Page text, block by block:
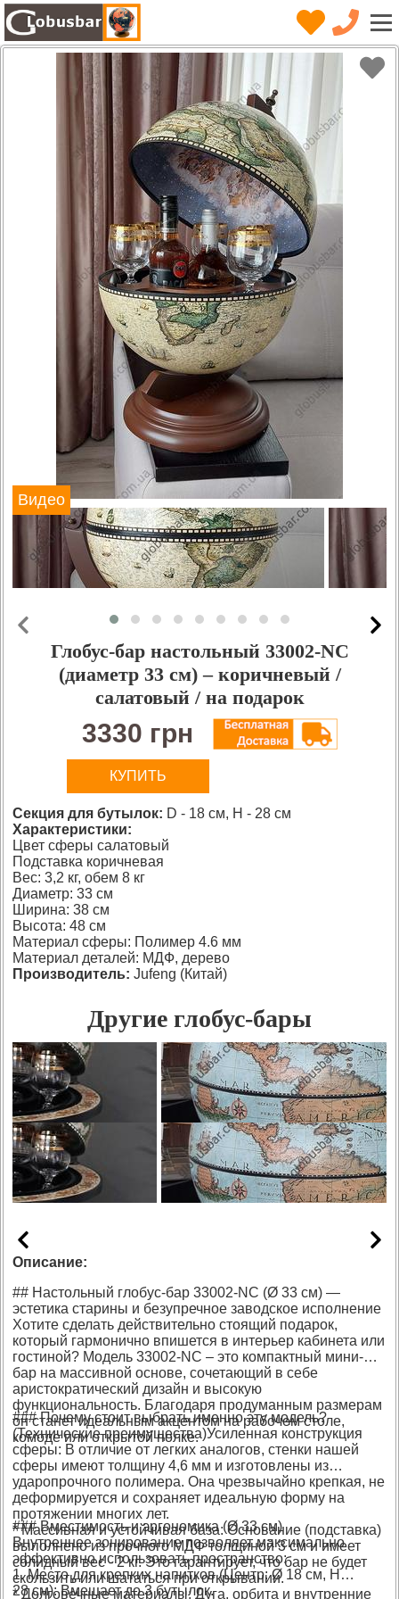
Видео
Глобус-бар настольный 33002-NC
(диаметр 33 см) – коричневый /
салатовый / на подарок
3330 грн
КУПИТЬ
Секция для бутылок: D - 18 см, H - 28 см
Характеристики:
Цвет сферы салатовый
Подставка коричневая
Вес: 3,2 кг, обем 8 кг
Диаметр: 33 см
Ширина: 38 см
Высота: 48 см
Материал сферы: Полимер 4.6 мм
Материал деталей: МДФ, дерево
Производитель: Jufeng (Китай)
Другие глобус-бары
Описание:
## Настольный глобус-бар 33002-NC (Ø 33 см) —
эстетика старины и безупречное заводское исполнение
Хотите сделать действительно стоящий подарок,
который гармонично впишется в интерьер кабинета или
гостиной? Модель 33002-NC – это компактный мини-
бар на массивной основе, сочетающий в себе
аристократический дизайн и высокую
функциональность. Благодаря продуманным размерам
он станет идеальным акцентом на рабочем столе,
комоде или открытой полке.
### Почему стоит выбрать именно эту модель?
(Технические преимущества)Усиленная конструкция
сферы: В отличие от легких аналогов, стенки нашей
сферы имеют толщину 4,6 мм и изготовлены из
ударопрочного полимера. Она чрезвычайно крепкая, не
деформируется и сохраняет идеальную форму на
протяжении многих лет.
* Массивная и устойчивая база: Основание (подставка)
выполнено из прочного МДФ толщиной 3 см и имеет
солидный вес - 2 кг. Это гарантирует, что бар не будет
скользить или шататься при открывании.
* Долговечные материалы: Дуга, орбита и внутренние
### Вместимость и эргономика (Ø 33 см)
Внутреннее зонирование позволяет максимально
эффективно использовать пространство:
1. Место для крепких напитков (Центр: Ø 18 см, Н
28 см): Вмещает до 3 бутылок.